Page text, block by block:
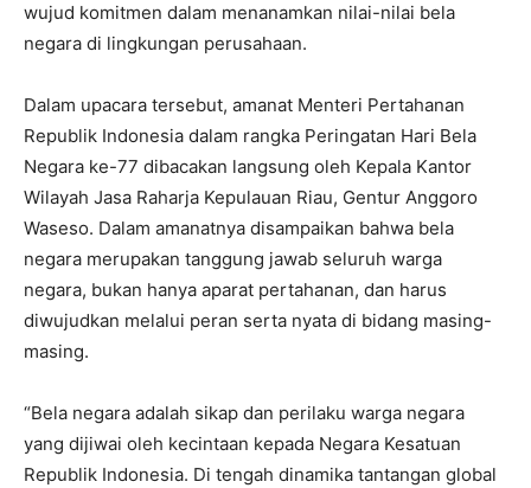
wujud komitmen dalam menanamkan nilai-nilai bela
negara di lingkungan perusahaan.
Dalam upacara tersebut, amanat Menteri Pertahanan
Republik Indonesia dalam rangka Peringatan Hari Bela
Negara ke-77 dibacakan langsung oleh Kepala Kantor
Wilayah Jasa Raharja Kepulauan Riau, Gentur Anggoro
Waseso. Dalam amanatnya disampaikan bahwa bela
negara merupakan tanggung jawab seluruh warga
negara, bukan hanya aparat pertahanan, dan harus
diwujudkan melalui peran serta nyata di bidang masing-
masing.
“Bela negara adalah sikap dan perilaku warga negara
yang dijiwai oleh kecintaan kepada Negara Kesatuan
Republik Indonesia. Di tengah dinamika tantangan global